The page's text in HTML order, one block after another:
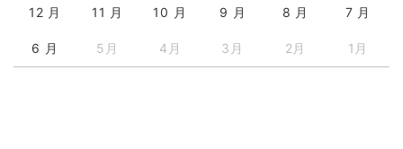
12 月 11 月 10 月 9 月 8 月 7 月
6 月 5月 4月 3月 2月 1月